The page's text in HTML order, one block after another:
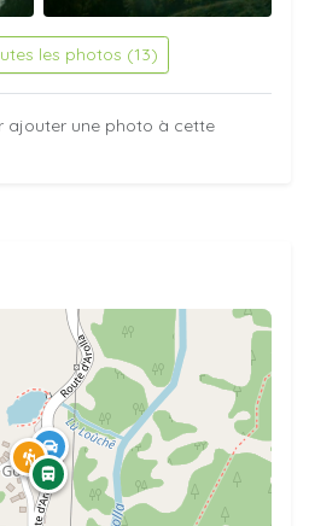
les photos (13)
ajouter une photo à cette